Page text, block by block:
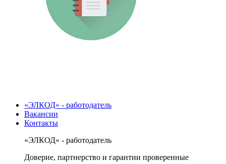
«ЭЛКОД» - работодатель
Вакансии
Контакты
«ЭЛКОД» - работодатель
Доверие, партнерство и гарантии проверенные